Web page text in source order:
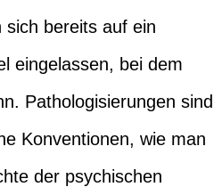
bereits auf ein
eingelassen, bei dem
Pathologisierungen sind
Konventionen, wie man
der psychischen